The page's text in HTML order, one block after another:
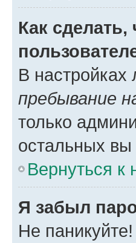
Как
В
пребывание
только
остальных
Вернуться к
Я забыл
Не